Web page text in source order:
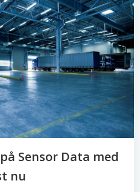
Sensor Data med
nu